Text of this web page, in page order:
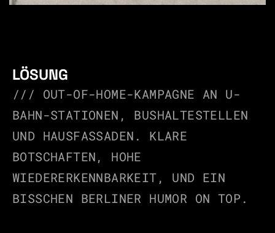
LÖSUNG
/// OUT-OF-HOME-KAMPAGNE AN U-
BAHN-STATIONEN, BUSHALTESTELLEN
UND HAUSFASSADEN. KLARE
BOTSCHAFTEN, HOHE
WIEDERERKENNBARKEIT, UND EIN
BISSCHEN BERLINER HUMOR ON TOP.